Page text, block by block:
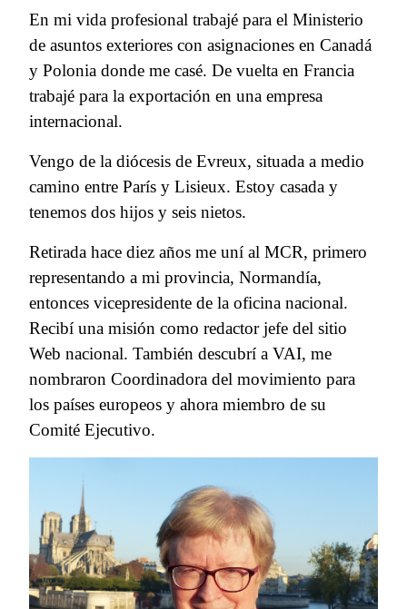
En mi vida profesional trabajé para el Ministerio
de asuntos exteriores con asignaciones en Canadá
y Polonia donde me casé. De vuelta en Francia
trabajé para la exportación en una empresa
internacional.
Vengo de la diócesis de Evreux, situada a medio
camino entre París y Lisieux. Estoy casada y
tenemos dos hijos y seis nietos.
Retirada hace diez años me uní al MCR, primero
representando a mi provincia, Normandía,
entonces vicepresidente de la oficina nacional.
Recibí una misión como redactor jefe del sitio
Web nacional. También descubrí a VAI, me
nombraron Coordinadora del movimiento para
los países europeos y ahora miembro de su
Comité Ejecutivo.